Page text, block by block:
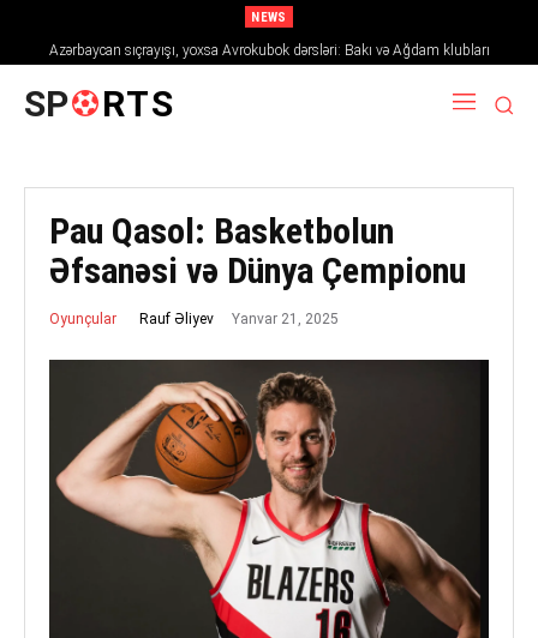
NEWS
Azərbaycan sıçrayışı, yoxsa Avrokubok dərsləri: Bakı və Ağdam klubları
2026/27 mövsümündə Avropanı necə fəth edir
SP RTS
Pau Qasol: Basketbolun
Əfsanəsi və Dünya Çempionu
Oyunçular Rauf Əliyev Yanvar 21, 2025